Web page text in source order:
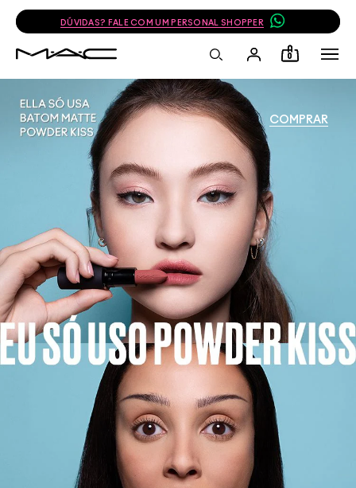
DÚVIDAS? FALE COM UM PERSONAL SHOPPER
0
COMPRAR